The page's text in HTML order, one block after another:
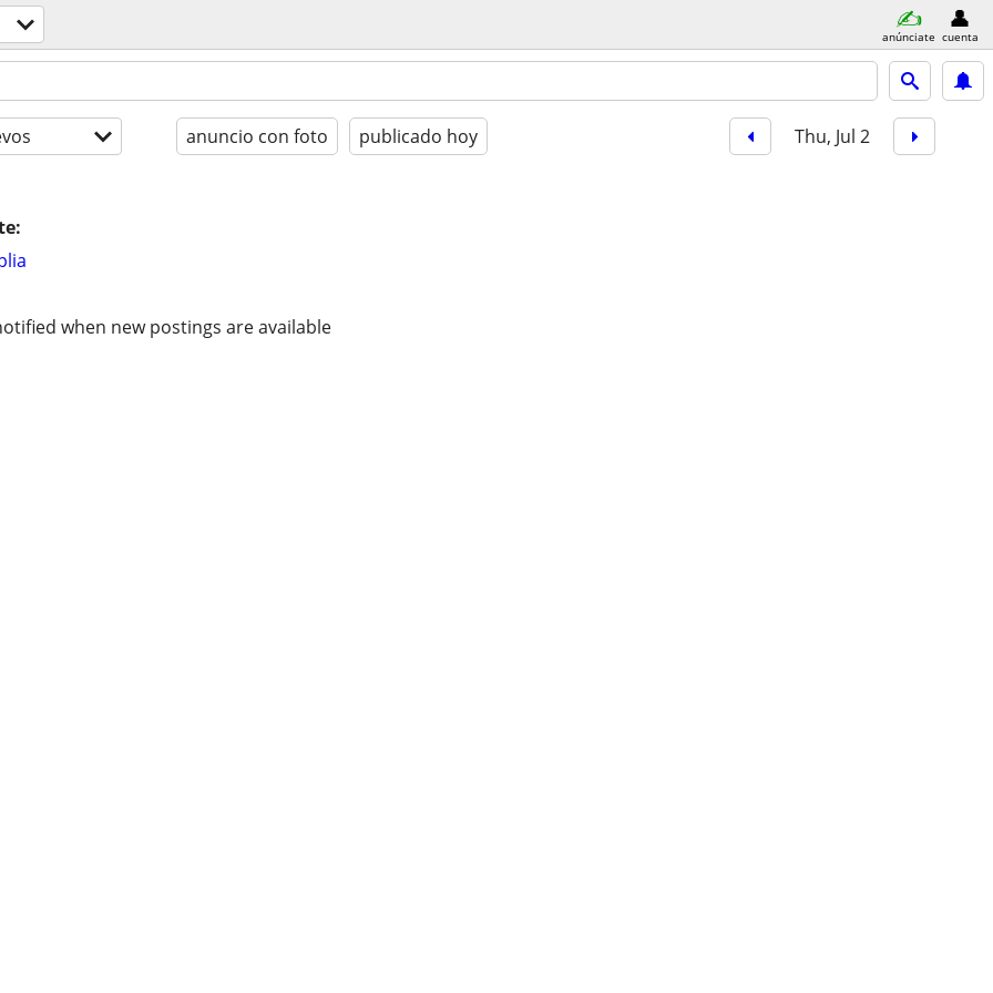
anúnciate cuenta
anuncio con foto publicado hoy Thu, Jul 2
when new postings are available